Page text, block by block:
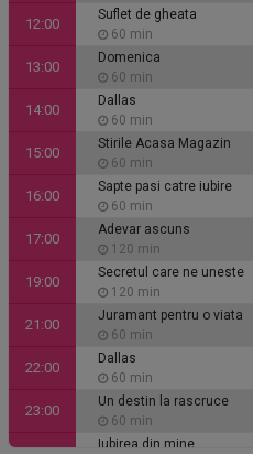
12:00
Suflet de gheata
60 min
13:00
Domenica
60 min
14:00
Dallas
60 min
15:00
Stirile Acasa Magazin
60 min
16:00
Sapte pasi catre iubire
60 min
17:00
Adevar ascuns
120 min
19:00
Secretul care ne uneste
120 min
21:00
Juramant pentru o viata
60 min
22:00
Dallas
60 min
23:00
Un destin la rascruce
60 min
Iubirea din mine